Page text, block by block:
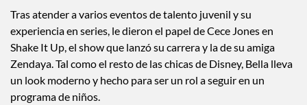
Tras atender a varios eventos de talento juvenil y su
experiencia en series, le dieron el papel de Cece Jones en
Shake It Up, el show que lanzó su carrera y la de su amiga
Zendaya. Tal como el resto de las chicas de Disney, Bella lleva
un look moderno y hecho para ser un rol a seguir en un
programa de niños.